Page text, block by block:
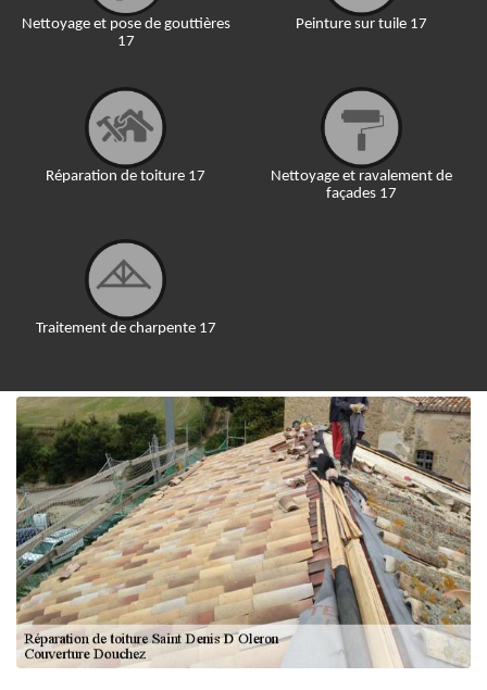
Nettoyage et pose de gouttières
17
Réparation de toiture 17
Traitement de charpente 17
Peinture sur tuile 17
Nettoyage et ravalement de
façades 17